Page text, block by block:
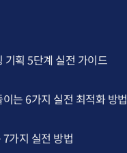
기획 5단계 실전 가이드
는 6가지 실전 최적화 방법
가지 실전 방법